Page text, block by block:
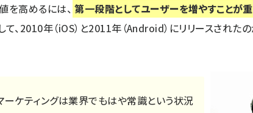
を高めるには、 第一段階としてユーザーを増やすことが
て、2010年（iOS）と2011年（Android）にリリースされた
ーケティングは業界でもはや常識という状況